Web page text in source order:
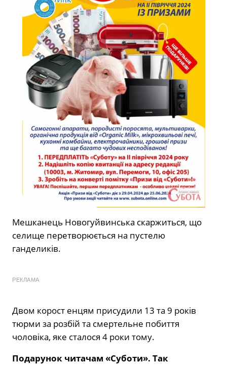
Мешканець Новогуйвинська скаржиться, що
селище перетворюється на пустелю
ганделиків.
РЕКЛАМА
Двом корост енцям присудили 13 та 9 років
тюрми за розбій та смертельне побиття
чоловіка, яке сталося 4 роки тому.
Подарунок читачам «Суботи». Так